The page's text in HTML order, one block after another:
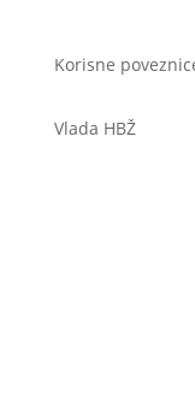
Korisne
Vlada HBŽ